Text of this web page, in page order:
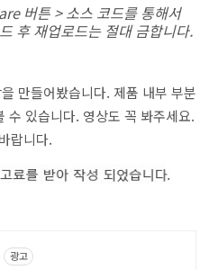
버튼 > 소스 코드를 통해서
후 재업로드는 절대 금합니다.
만들어봤습니다. 제품 내부 부분
수 있습니다. 영상도 꼭 봐주세요.
랍니다.
광고